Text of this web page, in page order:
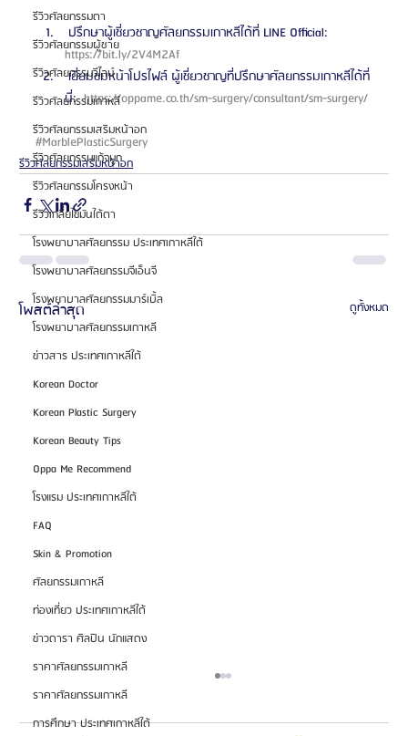
รีวิวศัลยกรรมตา
รีวิวศัลยกรรมผู้ชาย
รีวิวศัลยกรรมวีไลน์
รีวิวศัลยกรรมเกาหลี
รีวิวศัลยกรรมเสริมหน้าอก
รีวิวศัลยกรรมแก้จมูก
รีวิวศัลยกรรมโครงหน้า
รีวิวเกลี่ยไขมันใต้ตา
โรงพยาบาลศัลยกรรม ประเทศเกาหลีใต้
โรงพยาบาลศัลยกรรมจีเอ็นจี
โรงพยาบาลศัลยกรรมมาร์เบิ้ล
โรงพยาบาลศัลยกรรมเกาหลี
ข่าวสาร ประเทศเกาหลีใต้
Korean Doctor
Korean Plastic Surgery
Korean Beauty Tips
Oppa Me Recommend
โรงแรม ประเทศเกาหลีใต้
FAQ
Skin & Promotion
ศัลยกรรมเกาหลี
ท่องเที่ยว ประเทศเกาหลีใต้
ข่าวดารา ศิลปิน นักแสดง
ราคาศัลยกรรมเกาหลี
ราคาศัลยกรรมเกาหลี
การศึกษา ประเทศเกาหลีใต้
ปรึกษาผู้เชี่ยวชาญศัลยกรรมเกาหลีได้ที่ LINE Official:
https://bit.ly/2V4M2Af
เยี่ยมชมหน้าโปรไฟล์ ผู้เชี่ยวชาญที่ปรึกษาศัลยกรรมเกาหลีได้ที่
นี่: https://oppame.co.th/sm-surgery/consultant/sm-surgery/
#MarblePlasticSurgery
รีวิวศัลยกรรมเสริมหน้าอก
โพสต์ล่าสุด ดูทั้งหมด